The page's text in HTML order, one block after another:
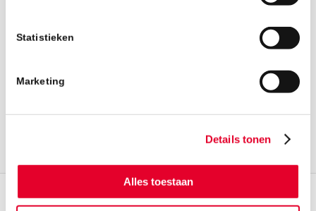
Statistieken
Marketing
Details tonen
Alles toestaan
BulkResizePhotos.com (2)